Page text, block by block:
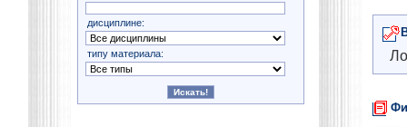
дисциплине:
типу материала: